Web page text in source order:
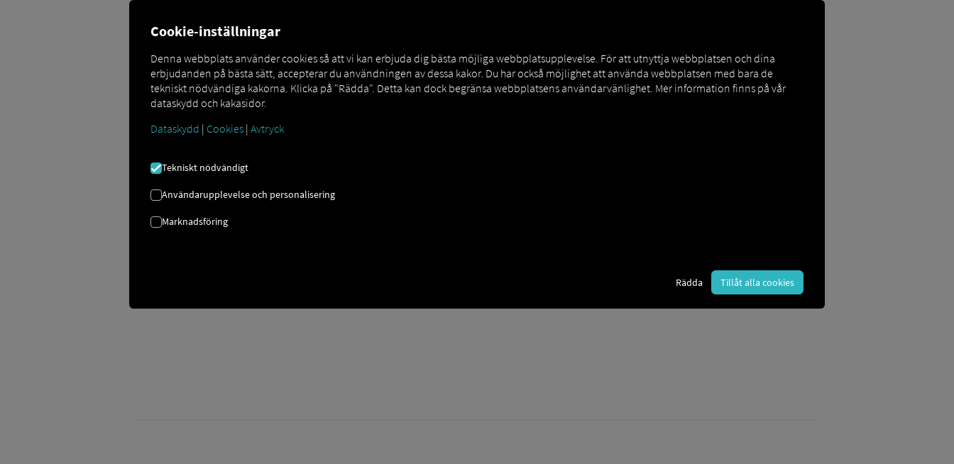
De RIO Förarkonton har inte rättigheter som vagnparksansvarig och kan därför inte själva skapa en app-inloggning. Om du är förare, vänligen
kontakta ditt företags vagnparksansvariga och be dem att förse dig med en inloggning.
Lägg till en förare
Den här guiden förklarar den strukturerade processen för att introducera en ny förare i RIO -plattform och, om nödvändigt, ge honom möjlighet att
Cookie-inställningar
Denna webbplats använder cookies så att vi kan erbjuda dig bästa möjliga webbplatsupplevelse. För att utnyttja webbplatsen och dina
erbjudanden på bästa sätt, accepterar du användningen av dessa kakor. Du har också möjlighet att använda webbplatsen med bara de
tekniskt nödvändiga kakorna. Klicka på "Rädda". Detta kan dock begränsa webbplatsens användarvänlighet. Mer information finns på vår
dataskydd och kakasidor.
Dataskydd | Cookies | Avtryck
Tekniskt nödvändigt
Användarupplevelse och personalisering
Marknadsföring
Rädda Tillåt alla cookies